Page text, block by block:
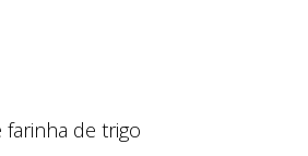
de trigo